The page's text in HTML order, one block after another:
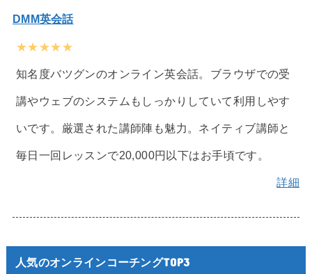
DMM英会話
★★★★★
知名度バツグンのオンライン英会話。ブラウザでの受
講やウェブのシステムもしっかりしていて利用しやす
いです。厳選された講師陣も魅力。ネイティブ講師と
毎日一回レッスンで20,000円以下はお手頃です。
詳細
人気のオンラインコーチングTOP3